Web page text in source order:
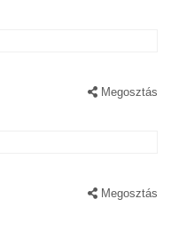
Megosztás
Megosztás